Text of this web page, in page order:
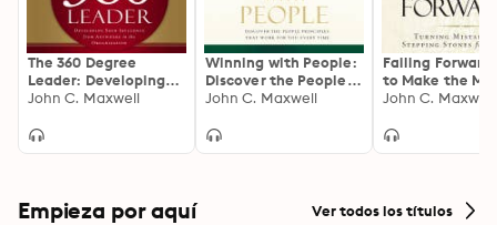
The 360 Degree
Leader: Developing
Your Influence from
Organization
John C. Maxwell
Winning with People:
Discover the People
Principles that Work
John C. Maxwell
Failing
to Make the
Your Mistakes
John C. Maxwell
Empieza por aquí Ver todos los títulos